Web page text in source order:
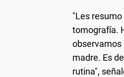
"Les
tomografía.
observamos
madre. Es
rutina",